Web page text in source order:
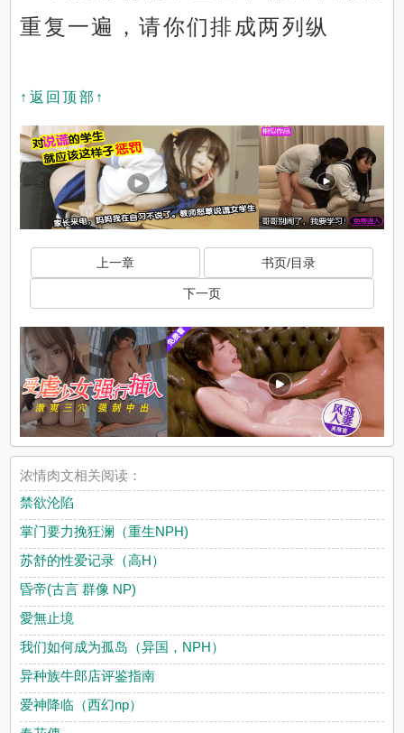
重复一遍，请你们排成两列纵
↑返回顶部↑
上一章 书页/目录
下一页
浓情肉文相关阅读：
禁欲沦陷
掌门要力挽狂澜（重生NPH)
苏舒的性爱记录（高H）
昏帝(古言 群像 NP)
愛無止境
我们如何成为孤岛（异国，NPH）
异种族牛郎店评鉴指南
爱神降临（西幻np）